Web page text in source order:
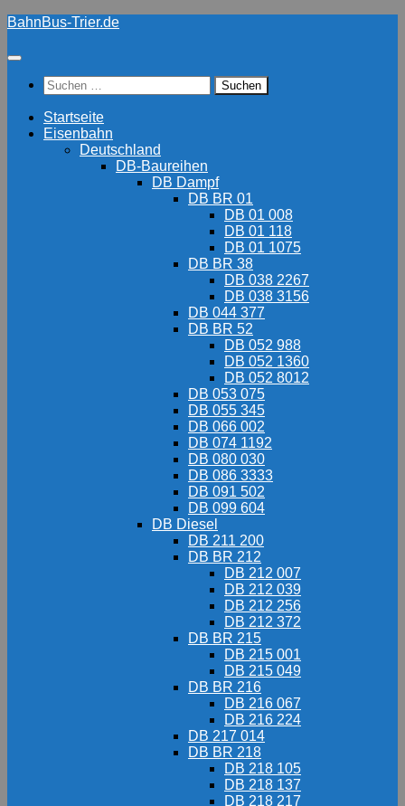
Zum
springen
BahnBus-Trier.de
Suchen
nach:
Startseite
Eisenbahn
Deutschland
DB-Baureihen
DB Dampf
DB BR 01
DB 01 008
DB 01 118
DB 01 1075
DB BR 38
DB 038 2267
DB 038 3156
DB 044 377
DB BR 52
DB 052 988
DB 052 1360
DB 052 8012
DB 053 075
DB 055 345
DB 066 002
DB 074 1192
DB 080 030
DB 086 3333
DB 091 502
DB 099 604
DB Diesel
DB 211 200
DB BR 212
DB 212 007
DB 212 039
DB 212 256
DB 212 372
DB BR 215
DB 215 001
DB 215 049
DB BR 216
DB 216 067
DB 216 224
DB 217 014
DB BR 218
DB 218 105
DB 218 137
DB 218 217